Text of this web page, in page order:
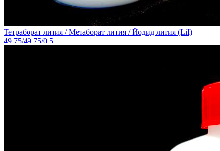
Тетраборат лития / Метаборат лития / Йодид лития (LiI)
49.75/49.75/0.5